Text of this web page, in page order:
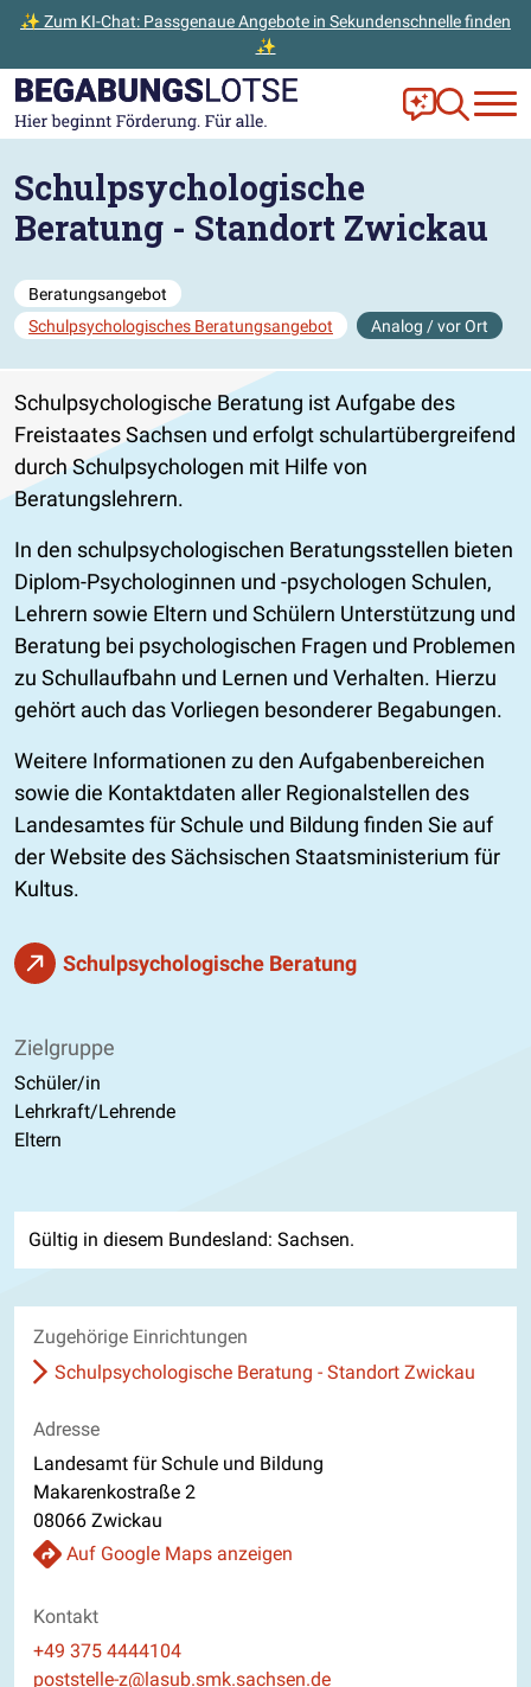
✨ Zum KI-Chat: Passgenaue Angebote in Sekundenschnelle finden
✨
Zum Hauptinhalt der Seite springen
Zur Startseite gehen Frag Ella!
Zur
Schulpsychologische
Beratung - Standort Zwickau
Beratungsangebot
Schulpsychologisches Beratungsangebot
Analog / vor Ort
Schulpsychologische Beratung ist Aufgabe des
Freistaates Sachsen und erfolgt schulartübergreifend
durch Schulpsychologen mit Hilfe von
Beratungslehrern.
In den schulpsychologischen Beratungsstellen bieten
Diplom-Psychologinnen und -psychologen Schulen,
Lehrern sowie Eltern und Schülern Unterstützung und
Beratung bei psychologischen Fragen und Problemen
zu Schullaufbahn und Lernen und Verhalten. Hierzu
gehört auch das Vorliegen besonderer Begabungen.
Weitere Informationen zu den Aufgabenbereichen
sowie die Kontaktdaten aller Regionalstellen des
Landesamtes für Schule und Bildung finden Sie auf
der Website des Sächsischen Staatsministerium für
Kultus.
Schulpsychologische Beratung
Zielgruppe
Schüler/in
Lehrkraft/Lehrende
Eltern
Gültig in diesem Bundesland: Sachsen.
Zugehörige Einrichtungen
Schulpsychologische Beratung - Standort Zwickau
Adresse
Landesamt für Schule und Bildung
Makarenkostraße 2
08066 Zwickau
Auf Google Maps anzeigen
Kontakt
Telefon
+49 375 4444104
E-Mail
poststelle-z@lasub.smk.sachsen.de